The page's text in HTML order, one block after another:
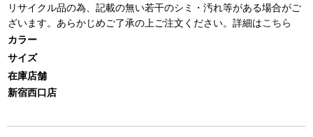
リサイクル品の為、記載の無い若干のシミ・汚れ等がある場合がご
ざいます。あらかじめご了承の上ご注文ください。詳細はこちら
カラー
サイズ
在庫店舗
新宿西口店